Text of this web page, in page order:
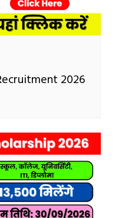
2026